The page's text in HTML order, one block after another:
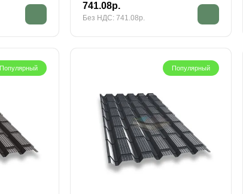
741.08р.
Без НДС: 741.08р.
Популярный Популярный